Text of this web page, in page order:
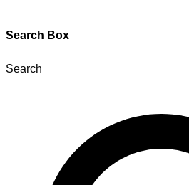
Search Box
Search